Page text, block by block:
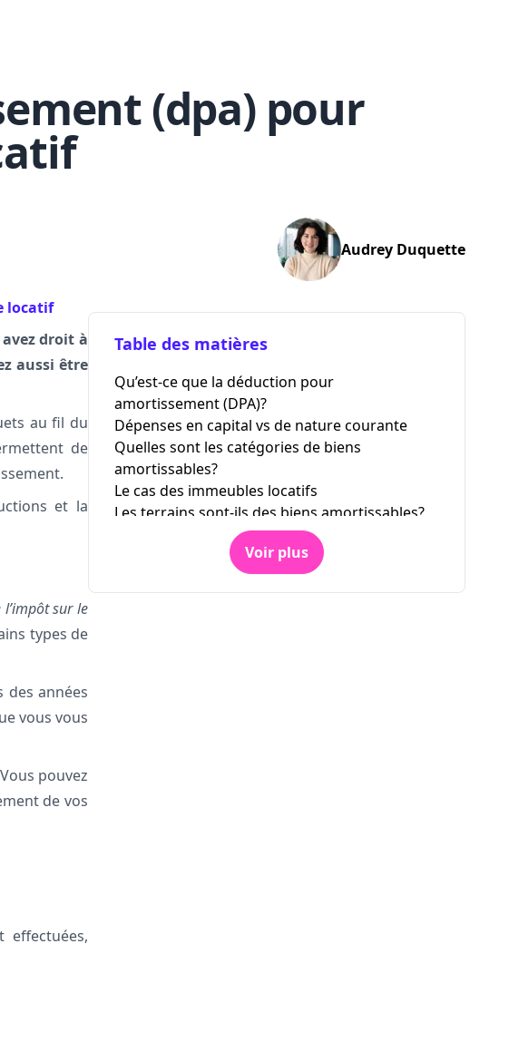
(dpa) pour
Audrey Duquette
locatif
droit à
aussi être
au fil du
de
et la
l’impôt sur le
types de
des années
vous vous
pouvez
de vos
effectuées,
Table des matières
Qu’est-ce que la déduction pour
amortissement (DPA)?
Dépenses en capital vs de nature courante
Quelles sont les catégories de biens
amortissables?
Le cas des immeubles locatifs
Les terrains sont-ils des biens amortissables?
Les condos et copropriétés
Comment calculer le montant de
Déterminer la catégorie de bien
Voir plus